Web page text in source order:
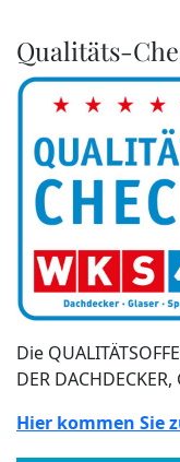
Qualitäts-
Die
DER DACHDECKER,
Hier kommen Sie